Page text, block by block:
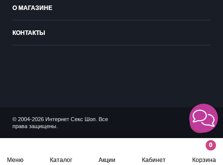
Меню Каталог Акции Кабинет
0
Корзина
О МАГАЗИНЕ
КОНТАКТЫ
© 2004-2026 Интернет Секс Шоп. Все
права защищены.
18+